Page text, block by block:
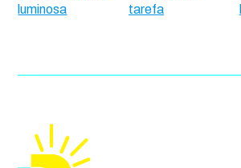
luminosa
tarefa